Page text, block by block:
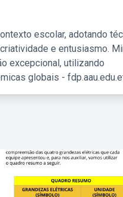
escolar, adotando
e entusiasmo.
excepcional, utilizando
globais -